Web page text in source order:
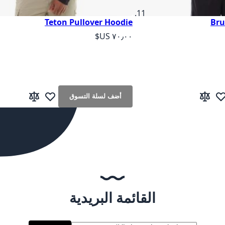
لقائمة الرغبات
إضافة إلى المقارنة
Teton Pullover Hoodie
As low as
أضف لسلة التسوق أضف لقائمة
إضافة إلى
القائمة البريدية